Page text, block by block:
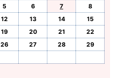
5 6 7
8
12 13 14
15
19 20 21
22
26 27 28
29